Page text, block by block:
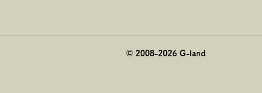
© 2008-2026 G-land